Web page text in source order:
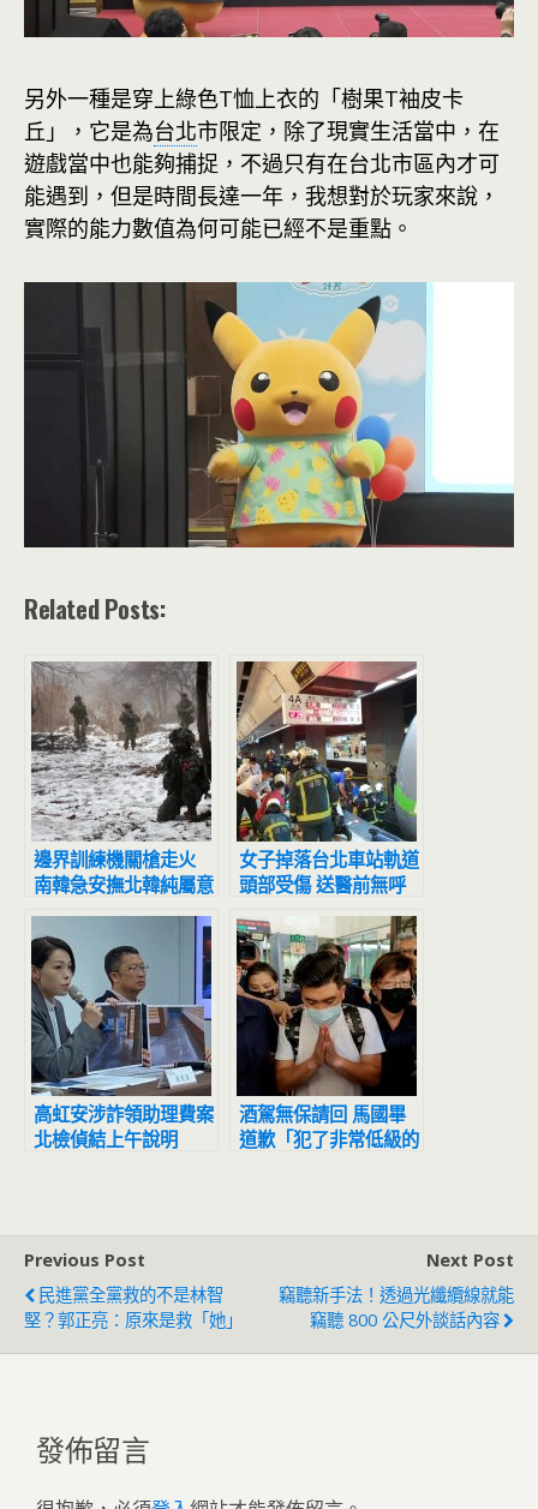
另外一種是穿上綠色T恤上衣的「樹果T袖皮卡
丘」，它是為台北市限定，除了現實生活當中，在
遊戲當中也能夠捕捉，不過只有在台北市區內才可
能遇到，但是時間長達一年，我想對於玩家來說，
實際的能力數值為何可能已經不是重點。
Related Posts:
邊界訓練機關槍走火
南韓急安撫北韓純屬意
外
女子掉落台北車站軌道
頭部受傷 送醫前無呼
吸心跳
高虹安涉詐領助理費案
北檢偵結上午說明
酒駕無保請回 馬國畢
道歉「犯了非常低級的
Previous Post
民進黨全黨救的不是林智
堅？郭正亮：原來是救「她」
Next Post
竊聽新手法！透過光纖纜線就能
竊聽 800 公尺外談話內容
發佈留言